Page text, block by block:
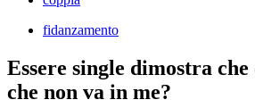
fidanzamento
Essere single dimostra che
che non va in me?